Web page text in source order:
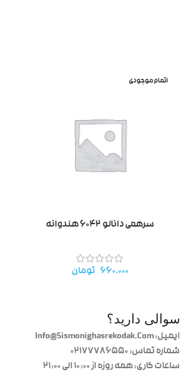
اتمام موجودی
سرهمی دانالو ۶۰۴۲ هندوانه
۶۶۰.۰۰۰ تومان
سوالی دارید؟
ایمیل: Info@Sismonighasrekodak.Com
شماره تماس: 02177786550
ساعات کاری: همه روزه از ۱۰:۰۰ الی ۲۱:۰۰